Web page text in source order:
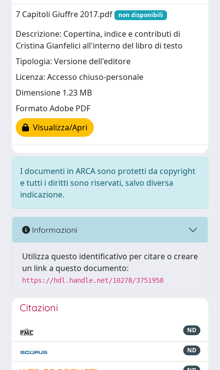
7 Capitoli Giuffre 2017.pdf
non disponibili
Descrizione: Copertina, indice e contributi di
Cristina Gianfelici all'interno del libro di testo
Tipologia: Versione dell'editore
Licenza: Accesso chiuso-personale
Dimensione 1.23 MB
Formato Adobe PDF
Visualizza/Apri
I documenti in ARCA sono protetti da copyright
e tutti i diritti sono riservati, salvo diversa
indicazione.
Informazioni
Utilizza questo identificativo per citare o creare
un link a questo documento:
https://hdl.handle.net/10278/3751958
Citazioni
ND
ND